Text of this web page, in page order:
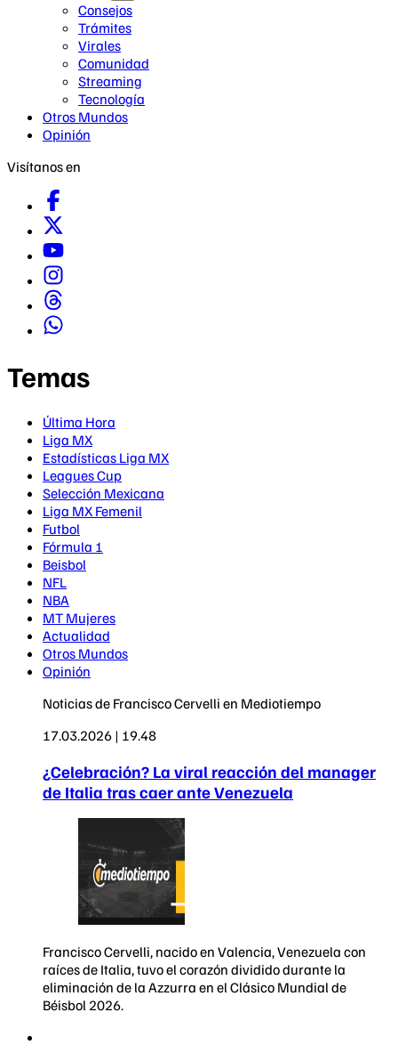
Consejos
Trámites
Virales
Comunidad
Streaming
Tecnología
Otros Mundos
Opinión
Visítanos en
Temas
Última Hora
Liga MX
Estadísticas Liga MX
Leagues Cup
Selección Mexicana
Liga MX Femenil
Futbol
Fórmula 1
Beisbol
NFL
NBA
MT Mujeres
Actualidad
Otros Mundos
Opinión
Noticias de Francisco Cervelli en Mediotiempo
17.03.2026 | 19.48
¿Celebración? La viral reacción del manager
de Italia tras caer ante Venezuela
Francisco Cervelli, nacido en Valencia, Venezuela con
raíces de Italia, tuvo el corazón dividido durante la
eliminación de la Azzurra en el Clásico Mundial de
Béisbol 2026.